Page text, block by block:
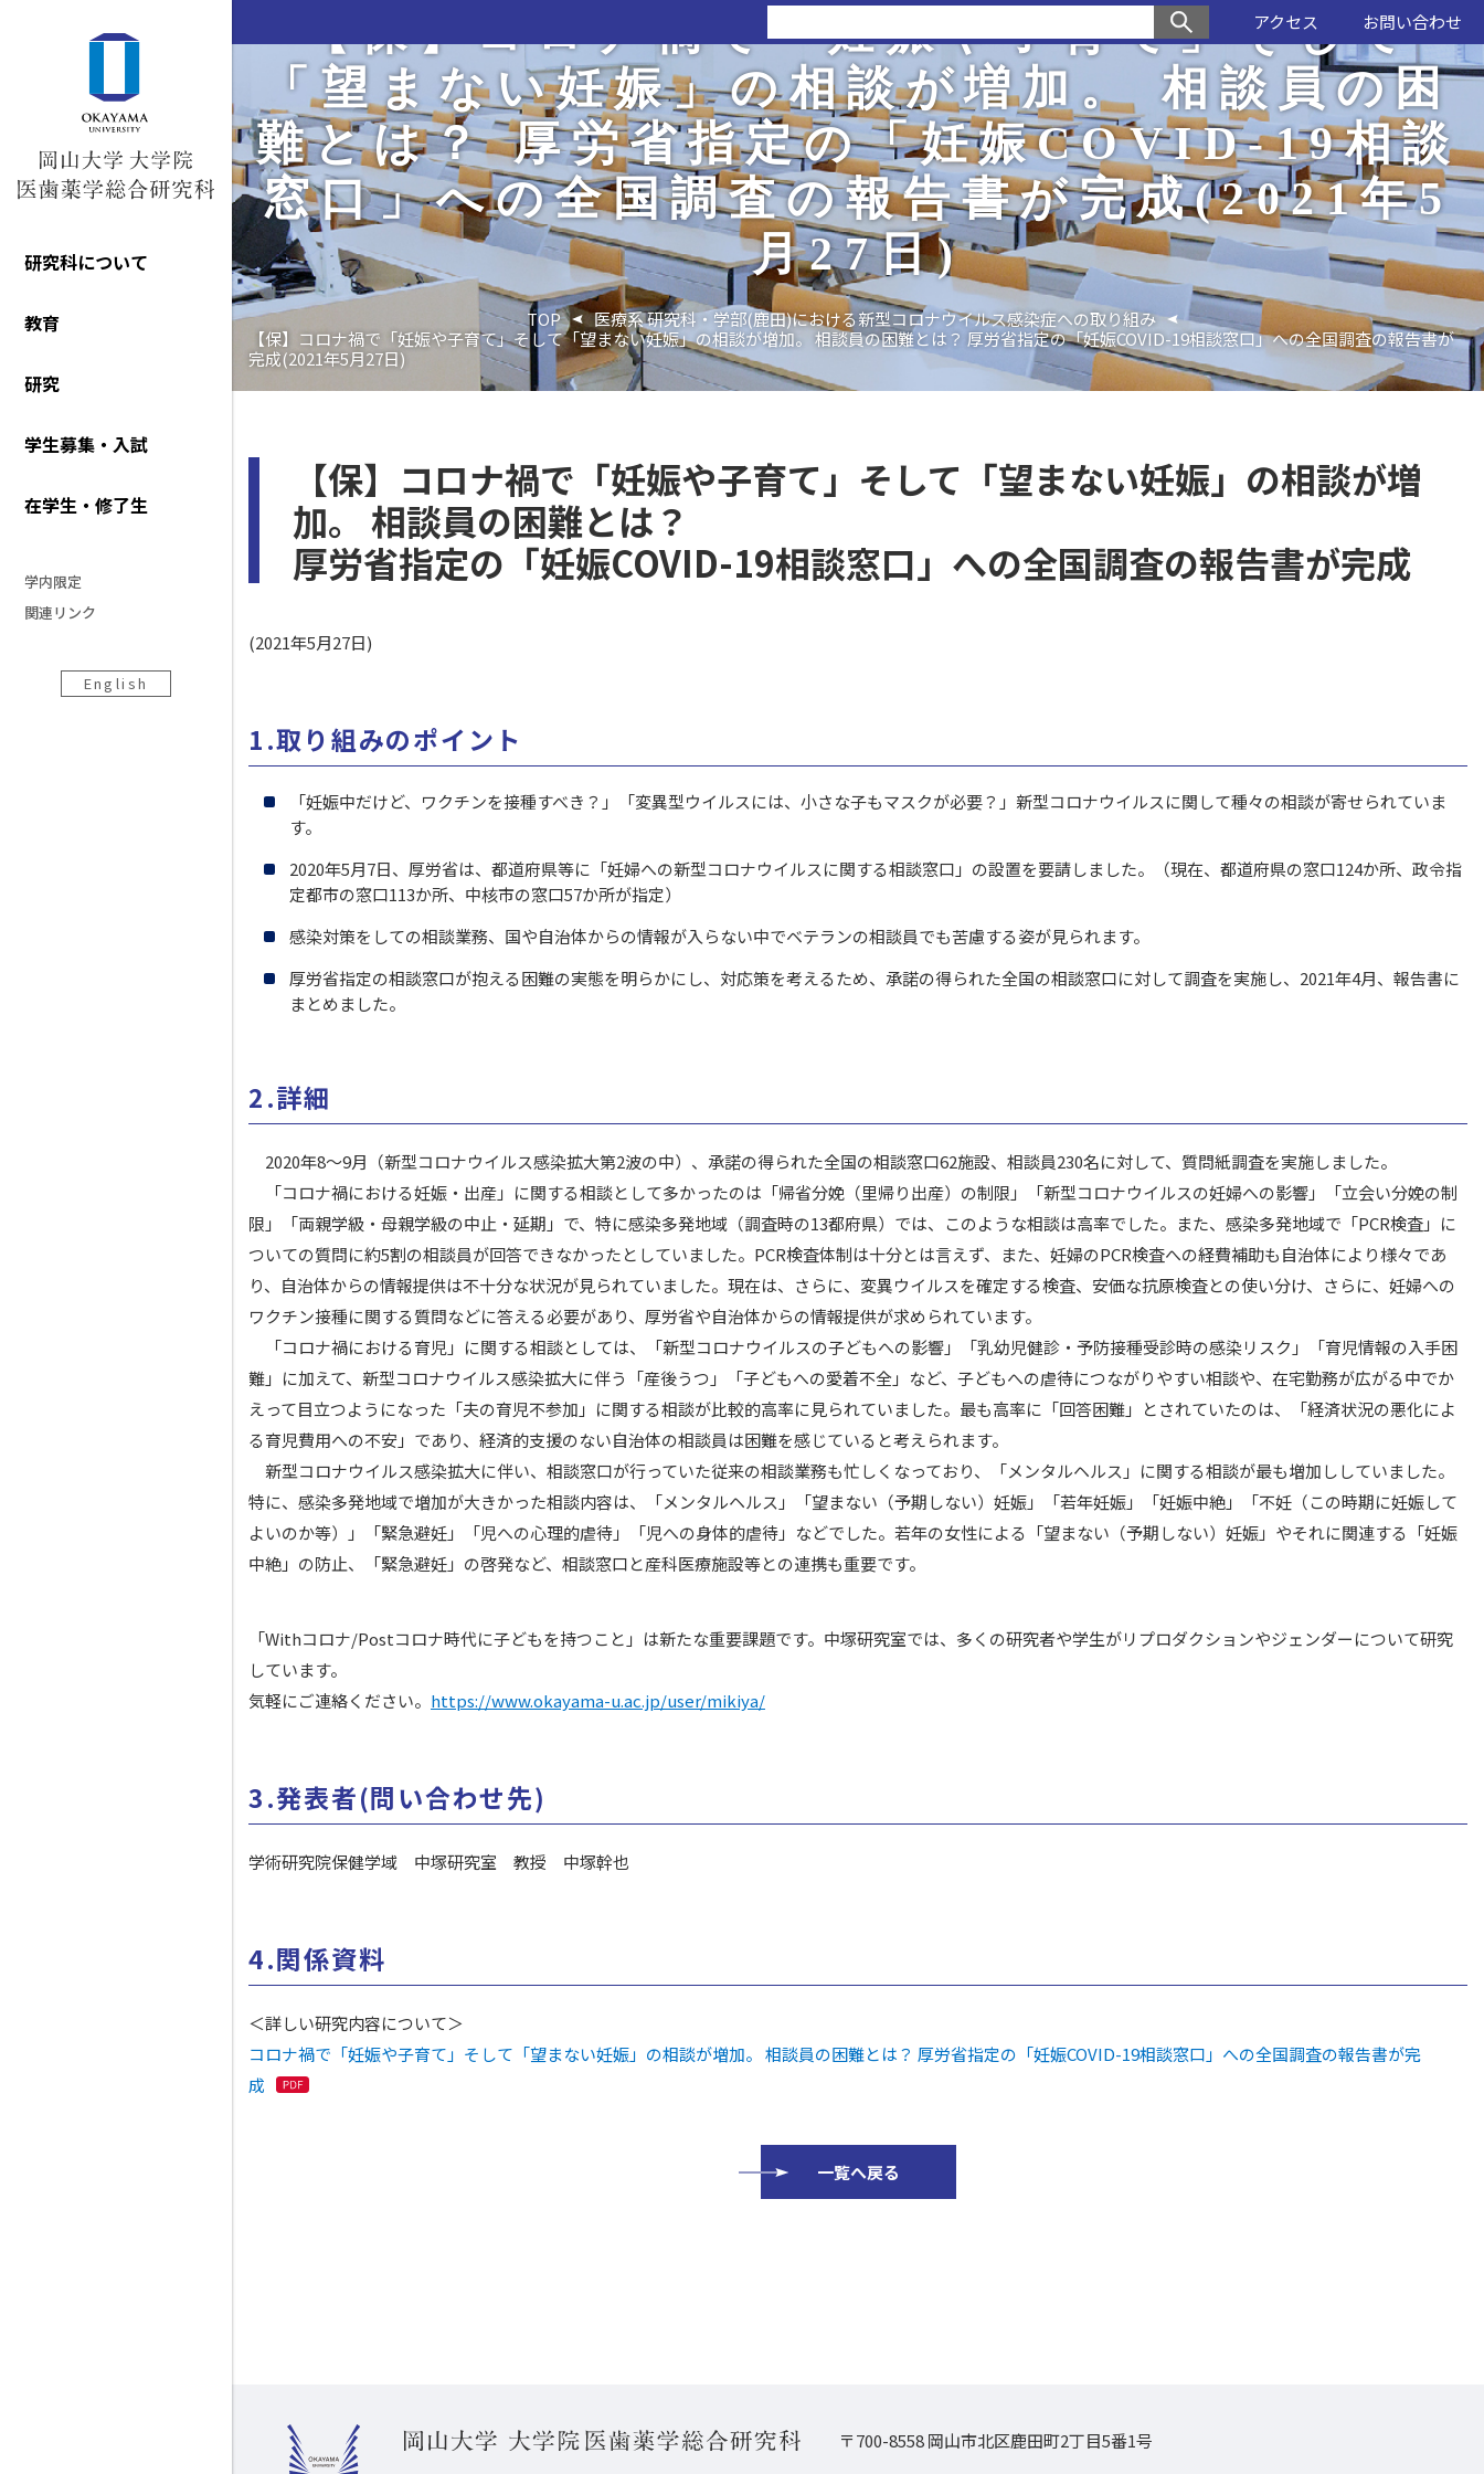
研究科について
教育
研究
学生募集・入試
在学生・修了生
学内限定
関連リンク
English
アクセス お問い合わせ
【保】コロナ禍で「妊娠や子育て」そして
「望まない妊娠」の相談が増加。 相談員の困
難とは？ 厚労省指定の「妊娠COVID-19相談
窓口」への全国調査の報告書が完成(2021年5
月27日)
TOP
医療系 研究科・学部(鹿田)における新型コロナウイルス感染症への取り組み
【保】コロナ禍で「妊娠や子育て」そして「望まない妊娠」の相談が増加。 相談員の困難とは？ 厚労省指定の「妊娠COVID-19相談窓口」への全国調査の報告書が
完成(2021年5月27日)
【保】コロナ禍で「妊娠や子育て」そして「望まない妊娠」の相談が増
加。 相談員の困難とは？
厚労省指定の「妊娠COVID-19相談窓口」への全国調査の報告書が完成
(2021年5月27日)
1.取り組みのポイント
「妊娠中だけど、ワクチンを接種すべき？」「変異型ウイルスには、小さな子もマスクが必要？」新型コロナウイルスに関して種々の相談が寄せられていま
す。
2020年5月7日、厚労省は、都道府県等に「妊婦への新型コロナウイルスに関する相談窓口」の設置を要請しました。（現在、都道府県の窓口124か所、政令指
定都市の窓口113か所、中核市の窓口57か所が指定）
感染対策をしての相談業務、国や自治体からの情報が入らない中でベテランの相談員でも苦慮する姿が見られます。
厚労省指定の相談窓口が抱える困難の実態を明らかにし、対応策を考えるため、承諾の得られた全国の相談窓口に対して調査を実施し、2021年4月、報告書に
まとめました。
2.詳細
2020年8～9月（新型コロナウイルス感染拡大第2波の中）、承諾の得られた全国の相談窓口62施設、相談員230名に対して、質問紙調査を実施しました。
「コロナ禍における妊娠・出産」に関する相談として多かったのは「帰省分娩（里帰り出産）の制限」「新型コロナウイルスの妊婦への影響」「立会い分娩の制
限」「両親学級・母親学級の中止・延期」で、特に感染多発地域（調査時の13都府県）では、このような相談は高率でした。また、感染多発地域で「PCR検査」に
ついての質問に約5割の相談員が回答できなかったとしていました。PCR検査体制は十分とは言えず、また、妊婦のPCR検査への経費補助も自治体により様々であ
り、自治体からの情報提供は不十分な状況が見られていました。現在は、さらに、変異ウイルスを確定する検査、安価な抗原検査との使い分け、さらに、妊婦への
ワクチン接種に関する質問などに答える必要があり、厚労省や自治体からの情報提供が求められています。
「コロナ禍における育児」に関する相談としては、「新型コロナウイルスの子どもへの影響」「乳幼児健診・予防接種受診時の感染リスク」「育児情報の入手困
難」に加えて、新型コロナウイルス感染拡大に伴う「産後うつ」「子どもへの愛着不全」など、子どもへの虐待につながりやすい相談や、在宅勤務が広がる中でか
えって目立つようになった「夫の育児不参加」に関する相談が比較的高率に見られていました。最も高率に「回答困難」とされていたのは、「経済状況の悪化によ
る育児費用への不安」であり、経済的支援のない自治体の相談員は困難を感じていると考えられます。
新型コロナウイルス感染拡大に伴い、相談窓口が行っていた従来の相談業務も忙しくなっており、「メンタルヘルス」に関する相談が最も増加ししていました。
特に、感染多発地域で増加が大きかった相談内容は、「メンタルヘルス」「望まない（予期しない）妊娠」「若年妊娠」「妊娠中絶」「不妊（この時期に妊娠して
よいのか等）」「緊急避妊」「児への心理的虐待」「児への身体的虐待」などでした。若年の女性による「望まない（予期しない）妊娠」やそれに関連する「妊娠
中絶」の防止、「緊急避妊」の啓発など、相談窓口と産科医療施設等との連携も重要です。
「Withコロナ/Postコロナ時代に子どもを持つこと」は新たな重要課題です。中塚研究室では、多くの研究者や学生がリプロダクションやジェンダーについて研究
しています。
気軽にご連絡ください。 https://www.okayama-u.ac.jp/user/mikiya/
3.発表者(問い合わせ先)
学術研究院保健学域 中塚研究室 教授 中塚幹也
4.関係資料
＜詳しい研究内容について＞
コロナ禍で「妊娠や子育て」そして「望まない妊娠」の相談が増加。 相談員の困難とは？ 厚労省指定の「妊娠COVID-19相談窓口」への全国調査の報告書が完
成
一覧へ戻る
〒700-8558 岡山市北区鹿田町2丁目5番1号